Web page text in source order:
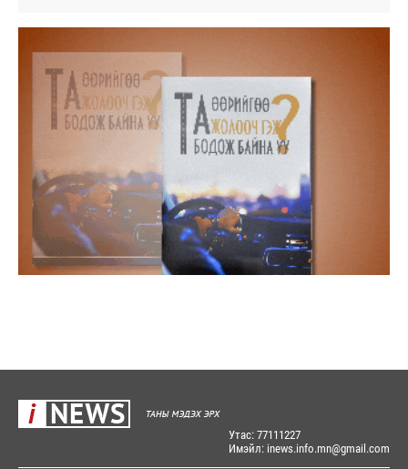
Утас: 77111227
Имэйл: inews.info.mn@gmail.com